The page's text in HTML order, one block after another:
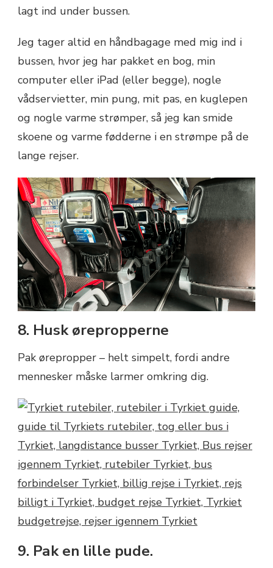
lagt ind under bussen.
Jeg tager altid en håndbagage med mig ind i
bussen, hvor jeg har pakket en bog, min
computer eller iPad (eller begge), nogle
vådservietter, min pung, mit pas, en kuglepen
og nogle varme strømper, så jeg kan smide
skoene og varme fødderne i en strømpe på de
lange rejser.
8. Husk ørepropperne
Pak ørepropper – helt simpelt, fordi andre
mennesker måske larmer omkring dig.
9. Pak en lille pude.